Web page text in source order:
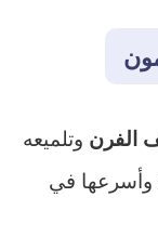
الفرن وتلميعه
وأسرعها في